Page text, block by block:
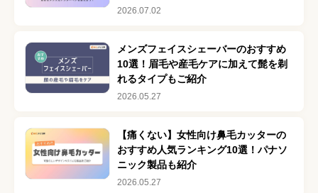
2026.07.02
メンズフェイスシェーバーのおすすめ
10選！眉毛や産毛ケアに加えて髭を剃
れるタイプもご紹介
2026.05.27
【痛くない】女性向け鼻毛カッターの
おすすめ人気ランキング10選！パナソ
ニック製品も紹介
2026.05.27